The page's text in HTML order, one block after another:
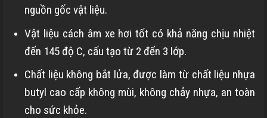
nguồn gốc vật liệu.
Vật liệu cách âm xe hơi tốt có khả năng chịu nhiệt
đến 145 độ C, cấu tạo từ 2 đến 3 lớp.
Chất liệu không bắt lửa, được làm từ chất liệu nhựa
butyl cao cấp không mùi, không chảy nhựa, an toàn
cho sức khỏe.